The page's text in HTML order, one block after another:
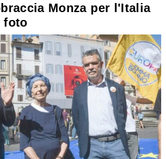
Monza per l'Italia
foto